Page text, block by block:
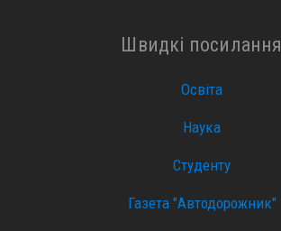
Швидкі посилання
Освіта
Наука
Студенту
Газета "Автодорожник"